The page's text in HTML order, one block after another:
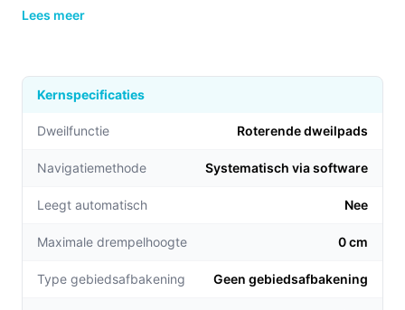
dagelijkse leven kunnen verbeteren:
43 dB kun je de robot gebruiken zonder je
dagelijkse activiteiten te verstoren.
Efficiënte reiniging:
Dankzij de triple-spin
hardnekkige vlekken effectief verwijderd van
Gebruiksgemak:
minuten en een afstandsbediening kun je de robot
Lees meer
Kernspecificaties
Dweilfunctie Roterende dweilpads
Navigatiemethode Systematisch via software
Leegt automatisch Nee
Maximale drempelhoogte 0 cm
Type gebiedsafbakening Geen gebiedsafbakening